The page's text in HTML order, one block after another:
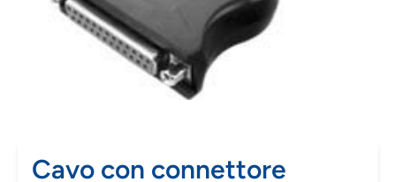
Cavo con connettore